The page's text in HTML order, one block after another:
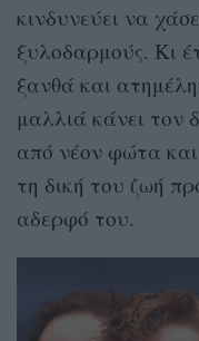
κινδυνεύει να
ξυλοδαρμούς. Κι
ξανθά και
μαλλιά κάνει τον
από νέον φώτα και
τη δική του ζωή
αδερφό του.